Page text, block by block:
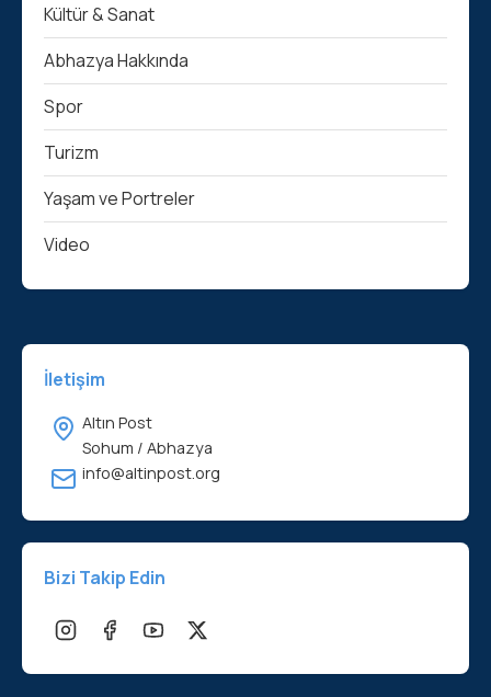
Kültür & Sanat
Abhazya Hakkında
Spor
Turizm
Yaşam ve Portreler
Video
İletişim
Altın Post
Sohum / Abhazya
info@altinpost.org
Bizi Takip Edin